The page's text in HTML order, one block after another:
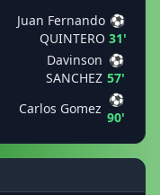
Juan Fernando
QUINTERO
⚽
31'
Davinson
SANCHEZ
⚽
57'
Carlos Gomez
⚽
90'